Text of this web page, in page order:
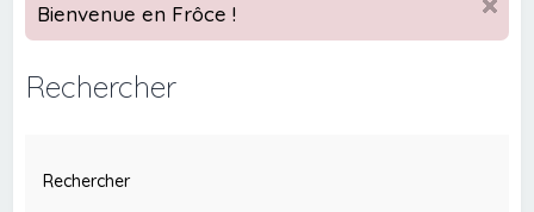
Bienvenue en Frôce !
Rechercher
Rechercher